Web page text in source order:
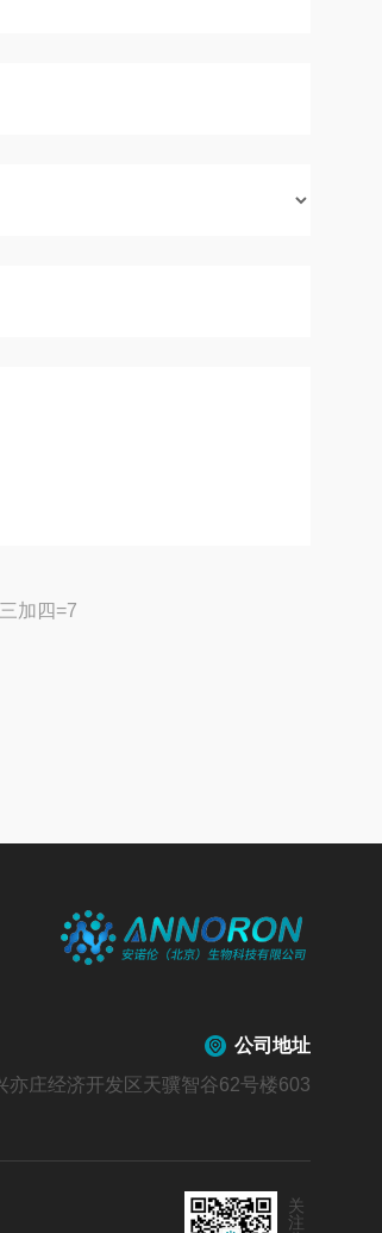
加四=7
公司地址
亦庄经济开发区天骥智谷62号楼603
关
注